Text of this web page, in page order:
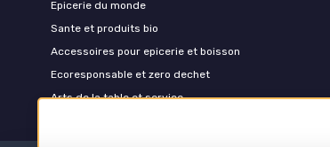
Epicerie du monde
Sante et produits bio
Accessoires pour epicerie et boisson
Ecoresponsable et zero dechet
Arts de la table et service